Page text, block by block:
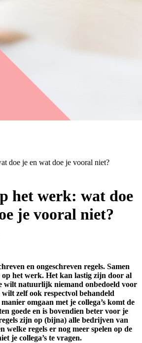
doe je en wat doe je vooral niet?
het werk: wat doe
je vooral niet?
en ongeschreven regels. Samen
op het werk. Het kan lastig zijn door al
wilt natuurlijk niemand onbedoeld voor
zelf ook respectvol behandeld
omgaan met je collega’s komt de
goede en is bovendien beter voor je
zijn op (bijna) alle bedrijven van
welke regels er nog meer spelen op de
je collega’s te vragen.